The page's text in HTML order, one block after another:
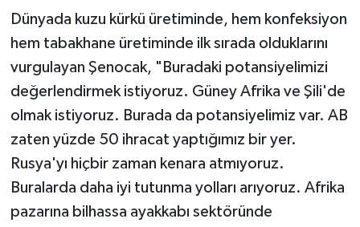
Dünyada kuzu kürkü üretiminde, hem konfeksiyon
hem tabakhane üretiminde ilk sırada olduklarını
vurgulayan Şenocak, "Buradaki potansiyelimizi
değerlendirmek istiyoruz. Güney Afrika ve Şili'de
olmak istiyoruz. Burada da potansiyelimiz var. AB
zaten yüzde 50 ihracat yaptığımız bir yer.
Rusya'yı hiçbir zaman kenara atmıyoruz.
Buralarda daha iyi tutunma yolları arıyoruz. Afrika
pazarına bilhassa ayakkabı sektöründe